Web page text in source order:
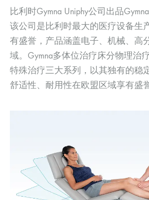
比利时Gymna Uniphy公司出品
该公司是比利时最大的医疗设备生
有盛誉，产品涵盖电子、机械、高
域。Gymna多体位治疗床分物理治
特殊治疗三大系列，以其独有的稳
舒适性、耐用性在欧盟区域享有盛誉